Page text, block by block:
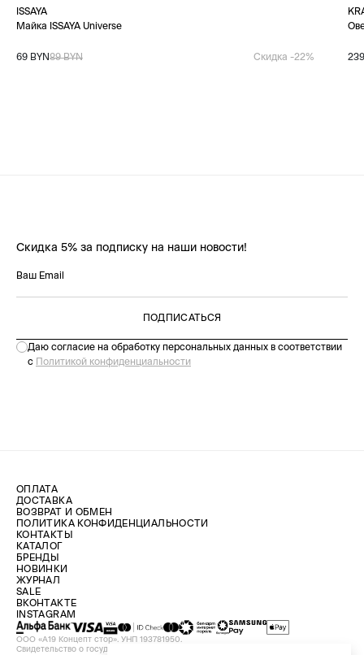
ISSAYA
Майка ISSAYA Universe
69 BYN89 BYN Скидка -22%
Скидка 5% за подписку на наши новости!
ПОДПИСАТЬСЯ
Даю согласие на обработку персональных данных в соответствии
с Политикой конфиденциальности
ООО «А19 Концепт стор». УНП 193781950.
Свидетельство о государственной регистрации №193781950 от 09.08.2024,
ОПЛАТА
ДОСТАВКА
ВОЗВРАТ И ОБМЕН
ПОЛИТИКА КОНФИДЕНЦИАЛЬНОСТИ
КОНТАКТЫ
ВКОНТАКТЕ
INSTAGRAM
КАТАЛОГ
БРЕНДЫ
НОВИНКИ
ЖУРНАЛ
SALE